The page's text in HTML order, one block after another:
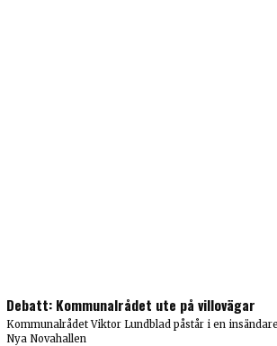
Debatt: Kommunalrådet ute på villovägar
Kommunalrådet Viktor Lundblad påstår i en
Nya Novahallen